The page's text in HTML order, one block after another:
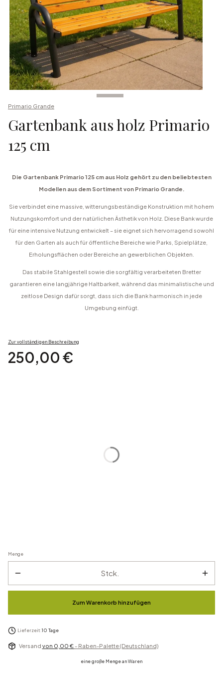
Primario Grande
Gartenbank aus holz Primario
125 cm
Die Gartenbank Primario 125 cm aus Holz gehört zu den beliebtesten
Modellen aus dem Sortiment von Primario Grande.
Sie verbindet eine massive, witterungsbeständige Konstruktion mit hohem
Nutzungskomfort und der natürlichen Ästhetik von Holz. Diese Bank wurde
für eine intensive Nutzung entwickelt – sie eignet sich hervorragend sowohl
für den Garten als auch für öffentliche Bereiche wie Parks, Spielplätze,
Erholungsflächen oder Bereiche an gewerblichen Objekten.
Das stabile Stahlgestell sowie die sorgfältig verarbeiteten Bretter
garantieren eine langjährige Haltbarkeit, während das minimalistische und
zeitlose Design dafür sorgt, dass sich die Bank harmonisch in jede
Umgebung einfügt.
Zur vollständigen Beschreibung
Preis
250,00 €
Menge
Stck.
Zum Warenkorb hinzufügen
Lieferzeit:10 Tage
Versand von 0,00 €- Raben-Palette (Deutschland)
eine große Menge an Waren